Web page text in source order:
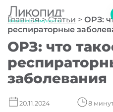
Активатор иммунитета
Главная>Статьи > ОРЗ:
респираторные
ОРЗ: что
заболевания
20.11.2024 8 минут